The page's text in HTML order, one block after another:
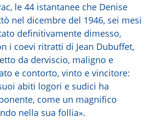
le 44 istantanee che Denise
nel dicembre del 1946, sei mesi
definitivamente dimesso,
i coevi ritratti di Jean Dubuffet,
da derviscio, maligno e
e contorto, vinto e vincitore:
abiti logori e sudici ha
come un magnifico
nella sua follia».